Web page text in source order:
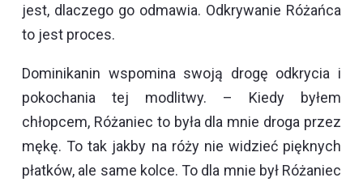
jest, dlaczego go odmawia. Odkrywanie Różańca
to jest proces.
Dominikanin wspomina swoją drogę odkrycia i
pokochania tej modlitwy. – Kiedy byłem
chłopcem, Różaniec to była dla mnie droga przez
mękę. To tak jakby na róży nie widzieć pięknych
płatków, ale same kolce. To dla mnie był Różaniec